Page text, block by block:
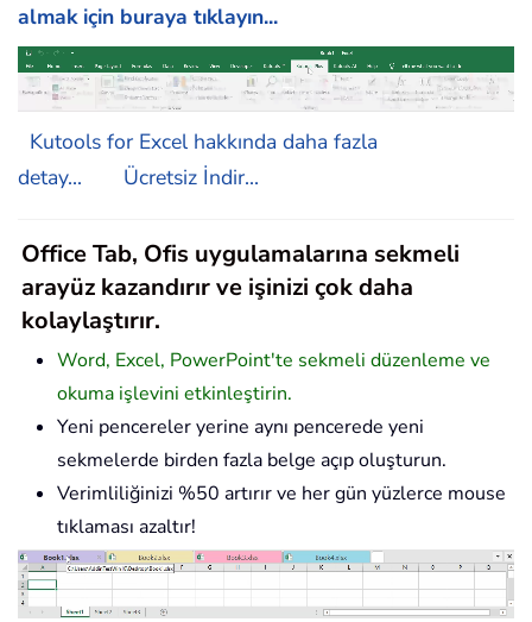
almak için buraya tıklayın...
Kutools for Excel hakkında daha fazla
detay...
Ücretsiz İndir...
Office Tab, Ofis uygulamalarına sekmeli
arayüz kazandırır ve işinizi çok daha
kolaylaştırır.
Word, Excel, PowerPoint'te sekmeli düzenleme ve
okuma işlevini etkinleştirin.
Yeni pencereler yerine aynı pencerede yeni
sekmelerde birden fazla belge açıp oluşturun.
Verimliliğinizi %50 artırır ve her gün yüzlerce mouse
tıklaması azaltır!